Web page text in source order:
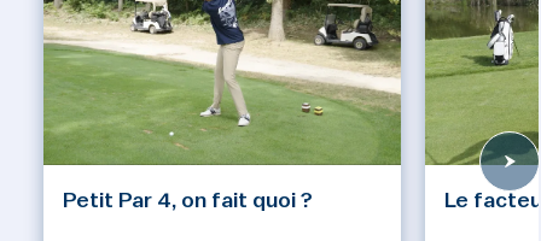
Petit Par 4, on fait quoi ? Le